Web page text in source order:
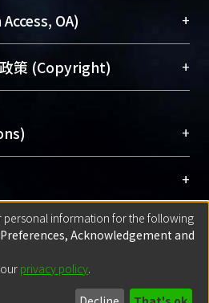
and promote researcher
works, Library integrates the
with “Academic
OA) +
度提升資訊取用性的社會運
是透過將研究著作公開供使
速研究發展、提升研究影響
選深入了解OA）
策 (Copyright) +
匯入者所有，或由第三方贊
認該版權所有者及第三方同
the submission is your
you have the right to
文電子檔，可使用
詢，以確認出版單位之版權
+
Guide)
Manual)
Service)
+
算機中心帳號登入
Account)
登入(With ORCID)
+
者，以ID匯入
- Extension maintained and optimized
personal information for the following
Acknowledgement and
privacy policy.